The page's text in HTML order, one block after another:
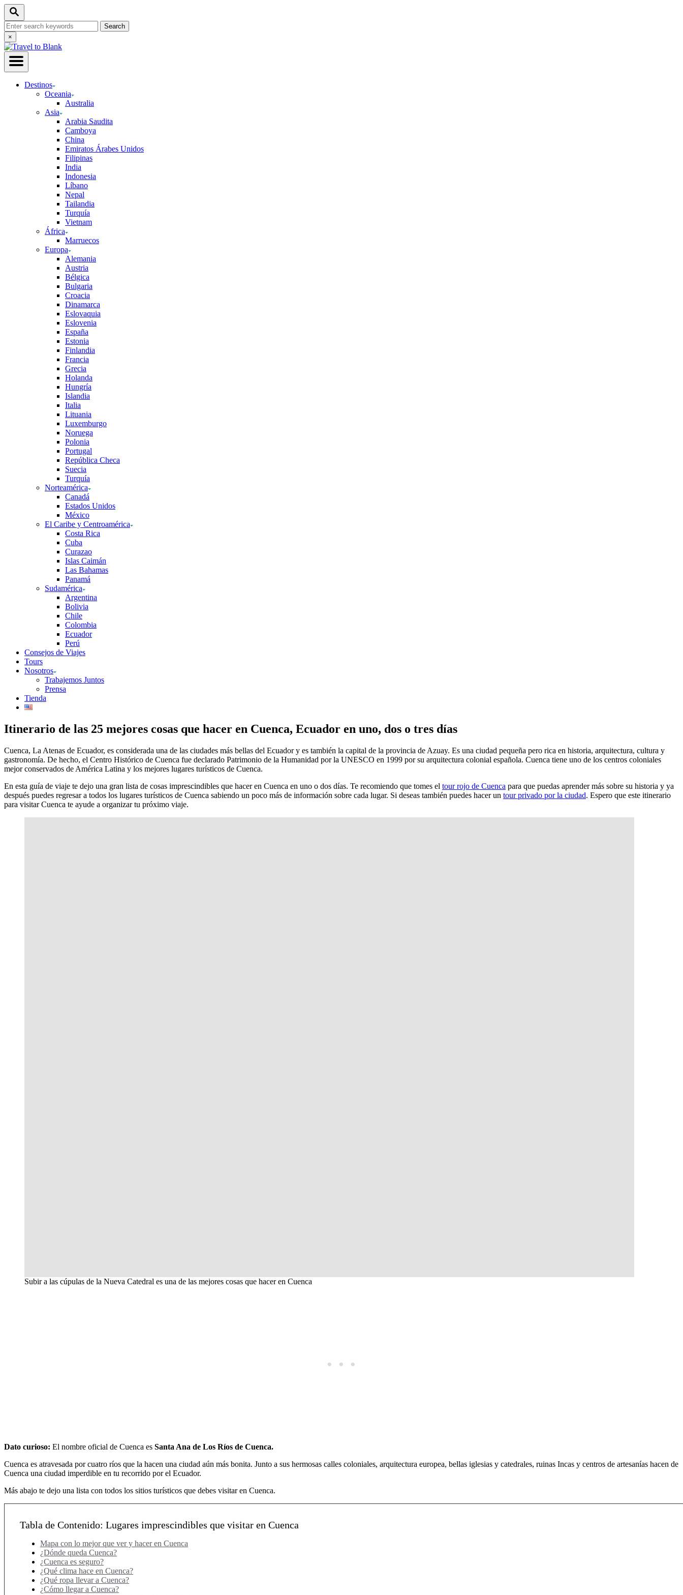
Skip
Content
Search
Search
for:Close
Search
×
Destinos
Oceania
Australia
Asia
Arabia Saudita
Camboya
China
Emiratos Árabes Unidos
Filipinas
India
Indonesia
Líbano
Nepal
Tailandia
Turquía
Vietnam
África
Marruecos
Europa
Alemania
Austria
Bélgica
Bulgaria
Croacia
Dinamarca
Eslovaquia
Eslovenia
España
Estonia
Finlandia
Francia
Grecia
Holanda
Hungría
Islandia
Italia
Lituania
Luxemburgo
Noruega
Polonia
Portugal
República Checa
Suecia
Turquía
Norteamérica
Canadá
Estados Unidos
México
El Caribe y Centroamérica
Costa Rica
Cuba
Curazao
Islas Caimán
Las Bahamas
Panamá
Sudamérica
Argentina
Bolivia
Chile
Colombia
Ecuador
Perú
Consejos de Viajes
Tours
Nosotros
Trabajemos Juntos
Prensa
Tienda
Itinerario de las 25 mejores cosas que hacer en Cuenca, Ecuador en uno, dos o tres días
Cuenca, La Atenas de Ecuador, es considerada una de las ciudades más bellas del Ecuador y es también la capital de la provincia de Azuay. Es una ciudad pequeña pero rica en historia, arquitectura, cultura y
gastronomía. De hecho, el Centro Histórico de Cuenca fue declarado Patrimonio de la Humanidad por la UNESCO en 1999 por su arquitectura colonial española. Cuenca tiene uno de los centros coloniales
mejor conservados de América Latina y los mejores lugares turísticos de Cuenca.
En esta guía de viaje te dejo una gran lista de cosas imprescindibles que hacer en Cuenca en uno o dos días. Te recomiendo que tomes el tour rojo de Cuenca para que puedas aprender más sobre su historia y ya
después puedes regresar a todos los lugares turísticos de Cuenca sabiendo un poco más de información sobre cada lugar. Si deseas también puedes hacer un tour privado por la ciudad. Espero que este itinerario
para visitar Cuenca te ayude a organizar tu próximo viaje.
Subir a las cúpulas de la Nueva Catedral es una de las mejores cosas que hacer en Cuenca
Dato curioso: El nombre oficial de Cuenca es Santa Ana de Los Ríos de Cuenca.
Cuenca es atravesada por cuatro ríos que la hacen una ciudad aún más bonita. Junto a sus hermosas calles coloniales, arquitectura europea, bellas iglesias y catedrales, ruinas Incas y centros de artesanías hacen de
Cuenca una ciudad imperdible en tu recorrido por el Ecuador.
Más abajo te dejo una lista con todos los sitios turísticos que debes visitar en Cuenca.
Tabla de Contenido: Lugares imprescindibles que visitar en Cuenca
Mapa con lo mejor que ver y hacer en Cuenca
¿Dónde queda Cuenca?
¿Cuenca es seguro?
¿Qué clima hace en Cuenca?
¿Qué ropa llevar a Cuenca?
¿Cómo llegar a Cuenca?